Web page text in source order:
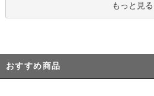
もっと見る
おすすめ商品